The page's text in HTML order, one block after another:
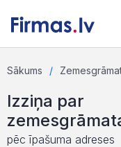
Sākums
Izziņa par
pēc īpašuma adreses